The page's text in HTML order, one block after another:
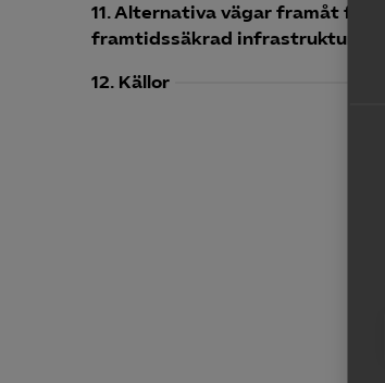
11. Alternativa vägar framåt för
framtidssäkrad infrastruktur
12. Källor